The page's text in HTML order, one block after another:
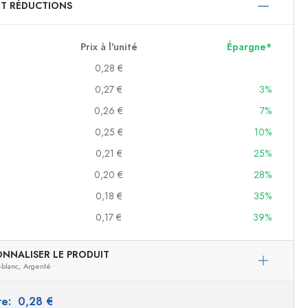
ml
ml
RÉDUCTIONS
Prix à l'unité
Épargne*
0,28 €
0,27 €
3%
0,26 €
7%
0,25 €
10%
0,21 €
25%
0,20 €
28%
0,18 €
35%
0,17 € 39%
LE PRODUIT
blanc, Argenté
0,28 €